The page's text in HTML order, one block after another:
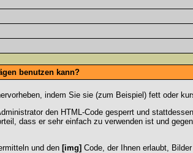
benutzen kann?
indem Sie sie (zum Beispiel) fett oder
den HTML-Code gesperrt und
dass er sehr einfach zu verwenden ist und
und den [img] Code, der Ihnen erlaubt,